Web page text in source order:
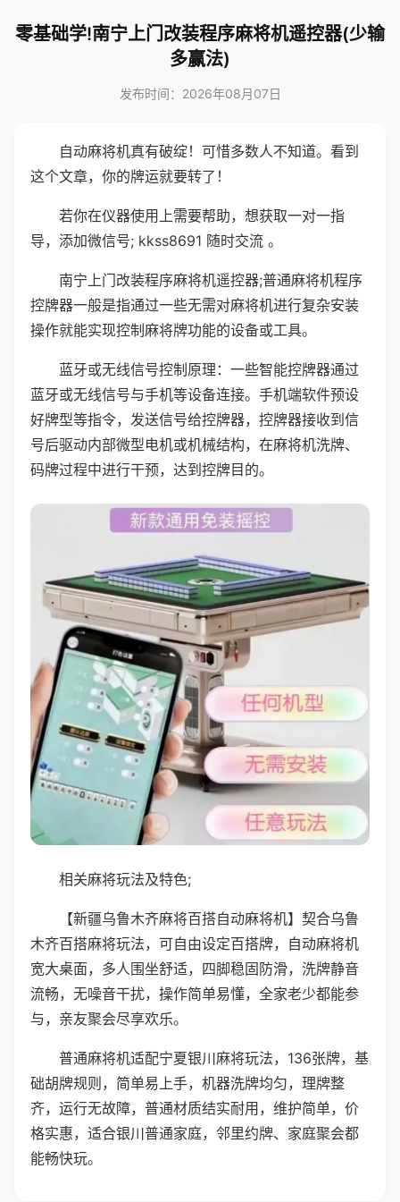
零基础学!南宁上门改装程序麻将机遥控器(少输
多赢法)
发布时间：2026年08月07日
自动麻将机真有破绽！可惜多数人不知道。看到
这个文章，你的牌运就要转了！
若你在仪器使用上需要帮助，想获取一对一指
导，添加微信号; kkss8691 随时交流 。
南宁上门改装程序麻将机遥控器;普通麻将机程序
控牌器一般是指通过一些无需对麻将机进行复杂安装
操作就能实现控制麻将牌功能的设备或工具。
蓝牙或无线信号控制原理：一些智能控牌器通过
蓝牙或无线信号与手机等设备连接。手机端软件预设
好牌型等指令，发送信号给控牌器，控牌器接收到信
号后驱动内部微型电机或机械结构，在麻将机洗牌、
码牌过程中进行干预，达到控牌目的。
相关麻将玩法及特色;
【新疆乌鲁木齐麻将百搭自动麻将机】契合乌鲁
木齐百搭麻将玩法，可自由设定百搭牌，自动麻将机
宽大桌面，多人围坐舒适，四脚稳固防滑，洗牌静音
流畅，无噪音干扰，操作简单易懂，全家老少都能参
与，亲友聚会尽享欢乐。
普通麻将机适配宁夏银川麻将玩法，136张牌，基
础胡牌规则，简单易上手，机器洗牌均匀，理牌整
齐，运行无故障，普通材质结实耐用，维护简单，价
格实惠，适合银川普通家庭，邻里约牌、家庭聚会都
能畅快玩。